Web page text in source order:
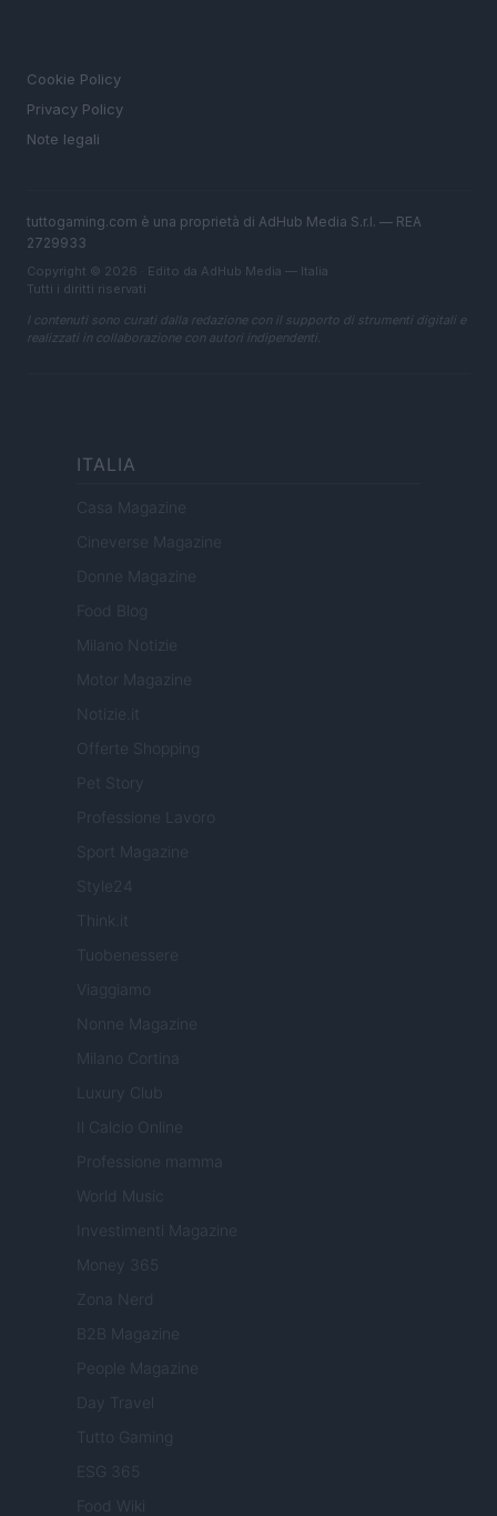
Cookie Policy
Privacy Policy
Note legali
tuttogaming.com è una proprietà di AdHub Media S.r.l. — REA
2729933
Copyright © 2026 · Edito da AdHub Media — Italia
Tutti i diritti riservati
I contenuti sono curati dalla redazione con il supporto di strumenti digitali e
realizzati in collaborazione con autori indipendenti.
ITALIA
Casa Magazine
Cineverse Magazine
Donne Magazine
Food Blog
Milano Notizie
Motor Magazine
Notizie.it
Offerte Shopping
Professione Lavoro
Sport Magazine
Style24
Think.it
Tuobenessere
Viaggiamo
Nonne Magazine
Milano Cortina
Luxury Club
Il Calcio Online
Professione mamma
World Music
Investimenti Magazine
Money 365
Zona Nerd
B2B Magazine
People Magazine
Day Travel
Tutto Gaming
ESG 365
Food Wiki